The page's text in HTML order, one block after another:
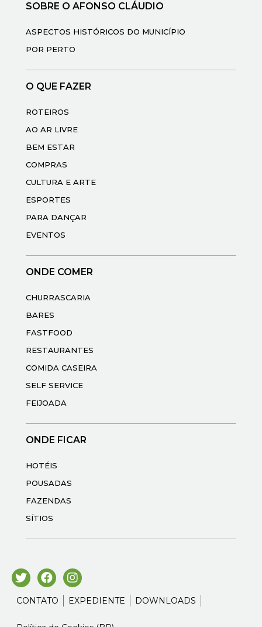
SOBRE O AFONSO CLÁUDIO
ASPECTOS HISTÓRICOS DO MUNICÍPIO
POR PERTO
O QUE FAZER
ROTEIROS
AO AR LIVRE
BEM ESTAR
COMPRAS
CULTURA E ARTE
ESPORTES
PARA DANÇAR
EVENTOS
ONDE COMER
CHURRASCARIA
BARES
FASTFOOD
RESTAURANTES
COMIDA CASEIRA
SELF SERVICE
FEIJOADA
ONDE FICAR
HOTÉIS
POUSADAS
FAZENDAS
SÍTIOS
CONTATO EXPEDIENTE DOWNLOADS